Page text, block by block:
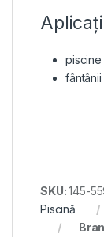
piscine
SKU:145-
Piscină